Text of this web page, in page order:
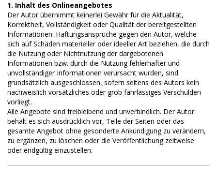
1. Inhalt des Onlineangebotes
Der Autor übernimmt keinerlei Gewähr für die Aktualität,
Korrektheit, Vollständigkeit oder Qualität der bereitgestellten
Informationen. Haftungsansprüche gegen den Autor, welche
sich auf Schäden materieller oder ideeller Art beziehen, die durch
die Nutzung oder Nichtnutzung der dargebotenen
Informationen bzw. durch die Nutzung fehlerhafter und
unvollständiger Informationen verursacht wurden, sind
grundsätzlich ausgeschlossen, sofern seitens des Autors kein
nachweislich vorsätzliches oder grob fahrlässiges Verschulden
vorliegt.
Alle Angebote sind freibleibend und unverbindlich. Der Autor
behält es sich ausdrücklich vor, Teile der Seiten oder das
gesamte Angebot ohne gesonderte Ankündigung zu verändern,
zu ergänzen, zu löschen oder die Veröffentlichung zeitweise
oder endgültig einzustellen.